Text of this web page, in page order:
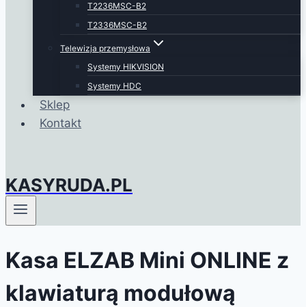
T2236MSC-B2
T2336MSC-B2
Telewizja przemysłowa
Systemy HIKVISION
Systemy HDC
Sklep
Kontakt
KASYRUDA.PL
Kasa ELZAB Mini ONLINE z
klawiaturą modułową